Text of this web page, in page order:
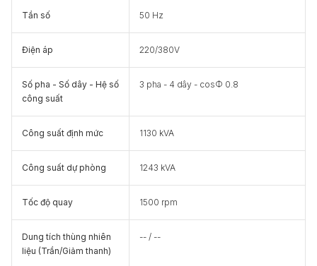
Tần số 50 Hz
Điện áp 220/380V
Số pha - Số dây - Hệ số
công suất
3 pha - 4 dây - cosФ 0.8
Công suất định mức 1130 kVA
Công suất dự phòng 1243 kVA
Tốc độ quay 1500 rpm
Dung tích thùng nhiên
liệu (Trần/Giảm thanh)
-- / --